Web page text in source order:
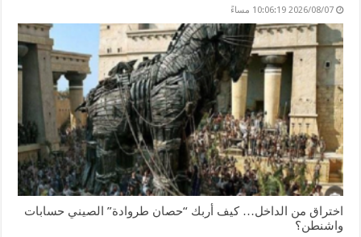
2026/08/07 10:06:19 مساءً
اختراق من الداخل… كيف أربك “حصان طروادة” الصيني حسابات
واشنطن؟